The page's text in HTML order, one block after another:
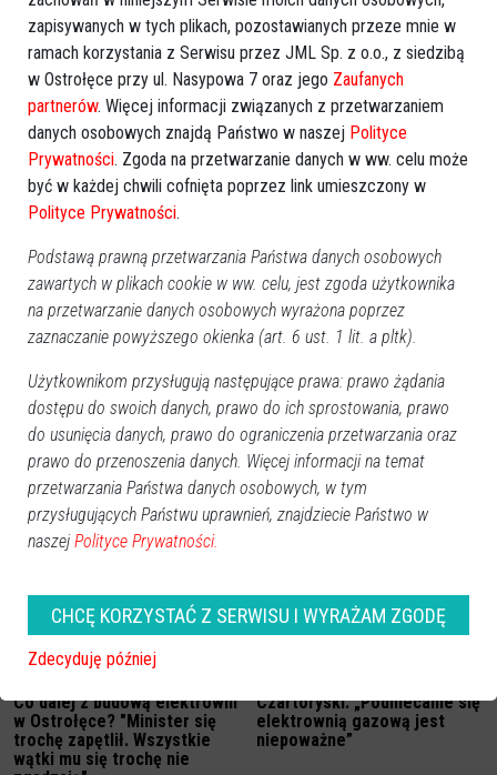
Zobacz również
Ostrołęccy parlamentarzyści
przeciw związkom
partnerskim
Senator Mamątow: Nowa
elektrownia zostanie
wybudowana, kiedy PiS
przejmie władzę
Co dalej z budową elektrowni
w Ostrołęce? "Minister się
trochę zapętlił. Wszystkie
wątki mu się trochę nie
Czartoryski: „Podniecanie się
elektrownią gazową jest
niepoważne”
zapisywanych w tych plikach, pozostawianych przeze mnie w
ramach korzystania z Serwisu przez JML Sp. z o.o., z siedzibą
w Ostrołęce przy ul. Nasypowa 7 oraz jego Zaufanych
partnerów. Więcej informacji związanych z przetwarzaniem
danych osobowych znajdą Państwo w naszej Polityce
Prywatności. Zgoda na przetwarzanie danych w ww. celu może
być w każdej chwili cofnięta poprzez link umieszczony w
Polityce Prywatności.
Podstawą prawną przetwarzania Państwa danych osobowych
zawartych w plikach cookie w ww. celu, jest zgoda użytkownika
na przetwarzanie danych osobowych wyrażona poprzez
zaznaczanie powyższego okienka (art. 6 ust. 1 lit. a pltk).
Użytkownikom przysługują następujące prawa: prawo żądania
dostępu do swoich danych, prawo do ich sprostowania, prawo
do usunięcia danych, prawo do ograniczenia przetwarzania oraz
prawo do przenoszenia danych. Więcej informacji na temat
przetwarzania Państwa danych osobowych, w tym
przysługujących Państwu uprawnień, znajdziecie Państwo w
naszej Polityce Prywatności.
CHCĘ KORZYSTAĆ Z SERWISU I WYRAŻAM ZGODĘ
Zdecyduję później